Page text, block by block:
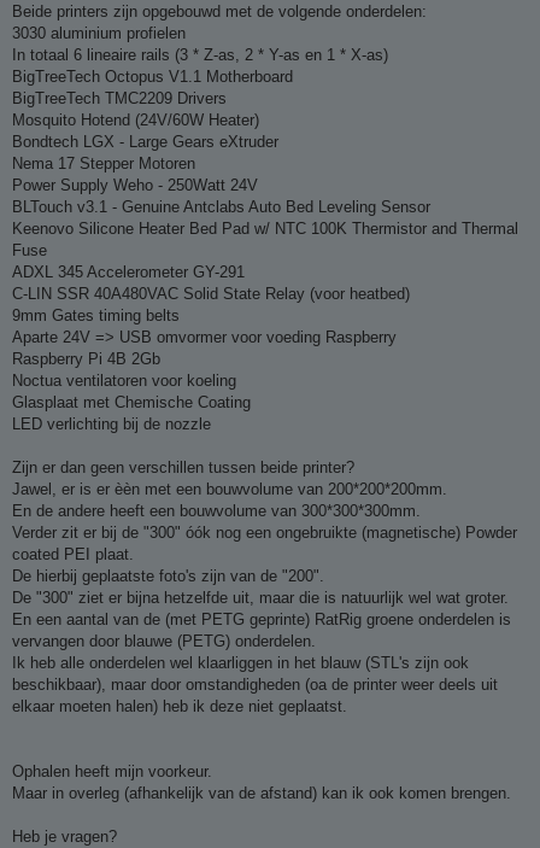
Beide printers zijn opgebouwd met de volgende onderdelen:
3030 aluminium profielen
In totaal 6 lineaire rails (3 * Z-as, 2 * Y-as en 1 * X-as)
BigTreeTech Octopus V1.1 Motherboard
BigTreeTech TMC2209 Drivers
Mosquito Hotend (24V/60W Heater)
Bondtech LGX - Large Gears eXtruder
Nema 17 Stepper Motoren
Power Supply Weho - 250Watt 24V
BLTouch v3.1 - Genuine Antclabs Auto Bed Leveling Sensor
Keenovo Silicone Heater Bed Pad w/ NTC 100K Thermistor and Thermal
Fuse
ADXL 345 Accelerometer GY-291
C-LIN SSR 40A480VAC Solid State Relay (voor heatbed)
9mm Gates timing belts
Aparte 24V => USB omvormer voor voeding Raspberry
Raspberry Pi 4B 2Gb
Noctua ventilatoren voor koeling
Glasplaat met Chemische Coating
LED verlichting bij de nozzle
Zijn er dan geen verschillen tussen beide printer?
Jawel, er is er èèn met een bouwvolume van 200*200*200mm.
En de andere heeft een bouwvolume van 300*300*300mm.
Verder zit er bij de "300" óók nog een ongebruikte (magnetische) Powder
coated PEI plaat.
De hierbij geplaatste foto's zijn van de "200".
De "300" ziet er bijna hetzelfde uit, maar die is natuurlijk wel wat groter.
En een aantal van de (met PETG geprinte) RatRig groene onderdelen is
vervangen door blauwe (PETG) onderdelen.
Ik heb alle onderdelen wel klaarliggen in het blauw (STL's zijn ook
beschikbaar), maar door omstandigheden (oa de printer weer deels uit
elkaar moeten halen) heb ik deze niet geplaatst.
Ophalen heeft mijn voorkeur.
Maar in overleg (afhankelijk van de afstand) kan ik ook komen brengen.
Heb je vragen?